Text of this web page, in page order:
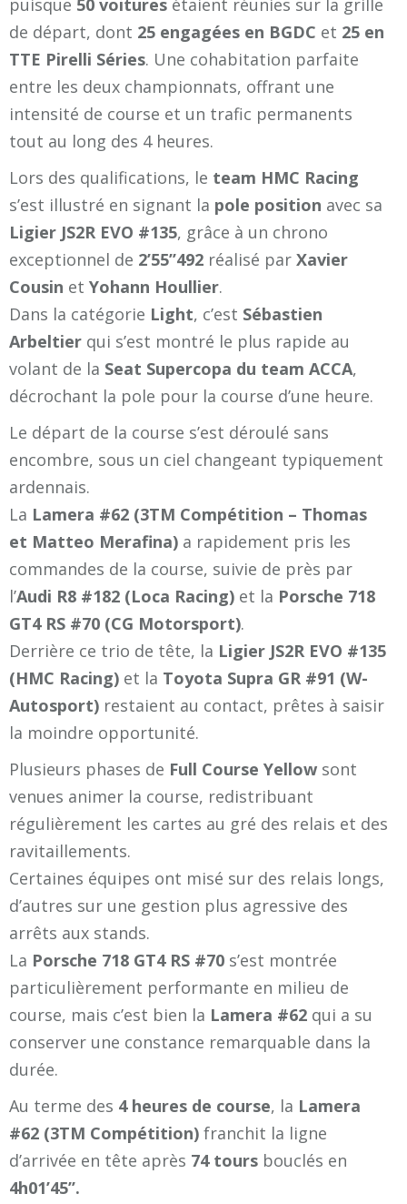
puisque 50 voitures étaient réunies sur la grille
de départ, dont 25 engagées en BGDC et 25 en
TTE Pirelli Séries. Une cohabitation parfaite
entre les deux championnats, offrant une
intensité de course et un trafic permanents
tout au long des 4 heures.
Lors des qualifications, le team HMC Racing
s’est illustré en signant la pole position avec sa
Ligier JS2R EVO #135, grâce à un chrono
exceptionnel de 2’55’’492 réalisé par Xavier
Cousin et Yohann Houllier.
Dans la catégorie Light, c’est Sébastien
Arbeltier qui s’est montré le plus rapide au
volant de la Seat Supercopa du team ACCA,
décrochant la pole pour la course d’une heure.
Le départ de la course s’est déroulé sans
encombre, sous un ciel changeant typiquement
ardennais.
La Lamera #62 (3TM Compétition – Thomas
et Matteo Merafina) a rapidement pris les
commandes de la course, suivie de près par
l’Audi R8 #182 (Loca Racing) et la Porsche 718
GT4 RS #70 (CG Motorsport).
Derrière ce trio de tête, la Ligier JS2R EVO #135
(HMC Racing) et la Toyota Supra GR #91 (W-
Autosport) restaient au contact, prêtes à saisir
la moindre opportunité.
Plusieurs phases de Full Course Yellow sont
venues animer la course, redistribuant
régulièrement les cartes au gré des relais et des
ravitaillements.
Certaines équipes ont misé sur des relais longs,
d’autres sur une gestion plus agressive des
arrêts aux stands.
La Porsche 718 GT4 RS #70 s’est montrée
particulièrement performante en milieu de
course, mais c’est bien la Lamera #62 qui a su
conserver une constance remarquable dans la
durée.
Au terme des 4 heures de course, la Lamera
#62 (3TM Compétition) franchit la ligne
d’arrivée en tête après 74 tours bouclés en
4h01’45’’.